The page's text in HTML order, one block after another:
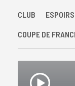
CLUB ESPOIRS
COUPE DE